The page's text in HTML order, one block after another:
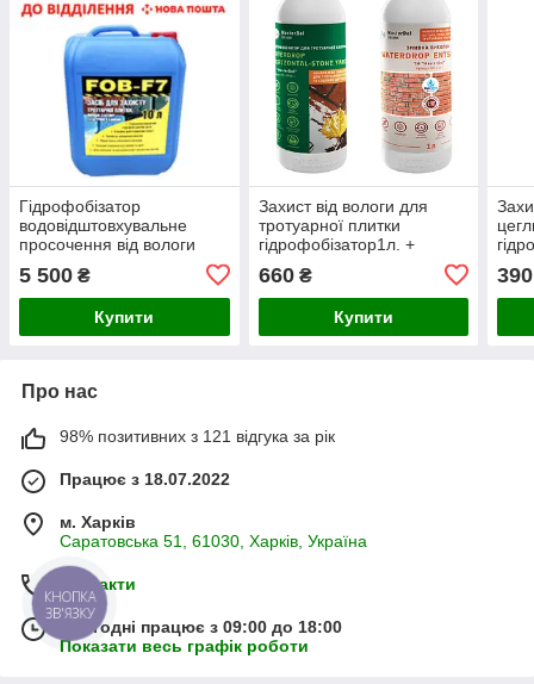
Гідрофобізатор
водовідштовхувальне
просочення від вологи
FOB-F7 - для тротуарної
плитки, бетону, каменю,
цегли 10 л
5 500 ₴
Купити
Захист від вологи для
тротуарної плитки
гідрофобізатор1л. +
660₴
Купити
390
Про нас
98% позитивних з 121 відгука за рік
Працює з 18.07.2022
м. Харків
Саратовська 51, 61030, Харків, Україна
Контакти
Сьогодні працює з 09:00 до 18:00
Показати весь графік роботи
КНОПКА
ЗВ'ЯЗКУ